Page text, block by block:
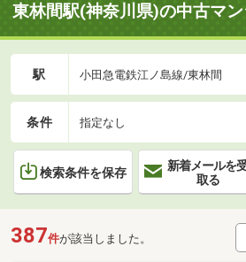
東林間駅(神奈川県)の中古マ
駅 小田急電鉄江ノ島線/東林間
条件 指定なし
検索条件を保存
新着メールを
取る
387件が該当しました。